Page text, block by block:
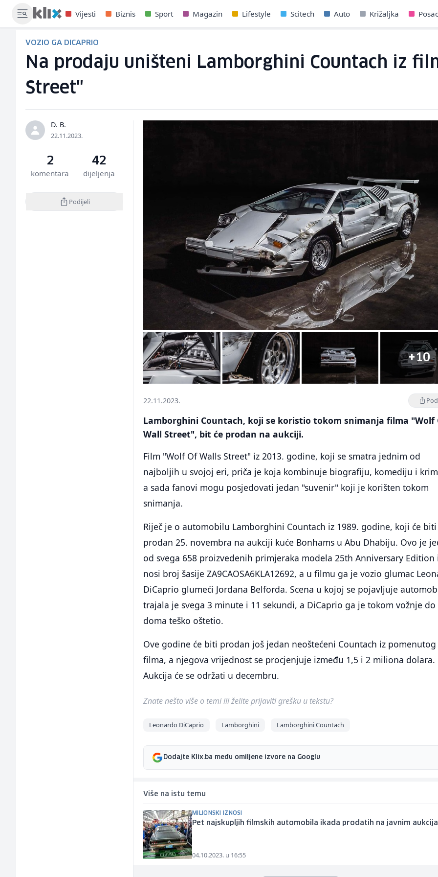
Vijesti Biznis Sport Magazin Lifestyle Scitech Auto Križaljka
VOZIO GA DICAPRIO
Na prodaju uništeni Lamborghini Countach iz
Street"
D. B.
22.11.2023.
2
komentara
42
dijeljenja
Podijeli
+10
22.11.2023.
Lamborghini Countach, koji se koristio tokom snimanja filma "Wolf
Wall Street", bit će prodan na aukciji.
Film "Wolf Of Walls Street" iz 2013. godine, koji se smatra jednim od
najboljih u svojoj eri, priča je koja kombinuje biografiju, komediju i
a sada fanovi mogu posjedovati jedan "suvenir" koji je korišten tokom
snimanja.
Riječ je o automobilu Lamborghini Countach iz 1989. godine, koji će biti
prodan 25. novembra na aukciji kuće Bonhams u Abu Dhabiju. Ovo je
od svega 658 proizvedenih primjeraka modela 25th Anniversary Edition
nosi broj šasije ZA9CAOSA6KLA12692, a u filmu ga je vozio glumac
DiCaprio glumeći Jordana Belforda. Scena u kojoj se pojavljuje
trajala je svega 3 minute i 11 sekundi, a DiCaprio ga je tokom vožnje do
doma teško oštetio.
Ove godine će biti prodan još jedan neoštećeni Countach iz pomenutog
filma, a njegova vrijednost se procjenjuje između 1,5 i 2 miliona dolara.
Aukcija će se održati u decembru.
Znate nešto više o temi ili želite prijaviti grešku u tekstu?
Leonardo DiCaprio Lamborghini Lamborghini Countach
Dodajte Klix.ba među omiljene izvore na Googlu
Više na istu temu
MILIONSKI IZNOSI
Pet najskupljih filmskih automobila ikada prodatih na javnim
04.10.2023. u 16:55